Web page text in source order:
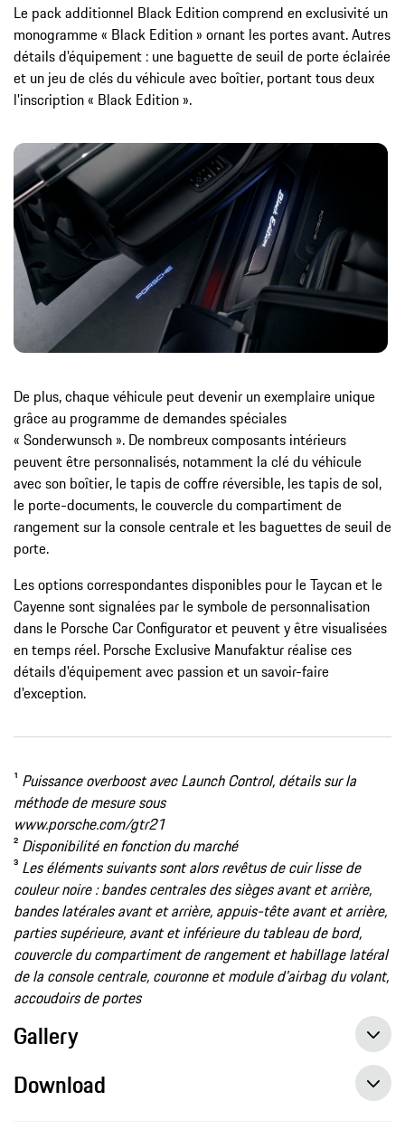
Le pack additionnel Black Edition comprend en exclusivité un
monogramme « Black Edition » ornant les portes avant. Autres
détails d'équipement : une baguette de seuil de porte éclairée
et un jeu de clés du véhicule avec boîtier, portant tous deux
l'inscription « Black Edition ».
De plus, chaque véhicule peut devenir un exemplaire unique
grâce au programme de demandes spéciales
« Sonderwunsch ». De nombreux composants intérieurs
peuvent être personnalisés, notamment la clé du véhicule
avec son boîtier, le tapis de coffre réversible, les tapis de sol,
le porte-documents, le couvercle du compartiment de
rangement sur la console centrale et les baguettes de seuil de
porte.
Les options correspondantes disponibles pour le Taycan et le
Cayenne sont signalées par le symbole de personnalisation
dans le Porsche Car Configurator et peuvent y être visualisées
en temps réel. Porsche Exclusive Manufaktur réalise ces
détails d'équipement avec passion et un savoir-faire
d'exception.
¹ Puissance overboost avec Launch Control, détails sur la
méthode de mesure sous
www.porsche.com/gtr21
² Disponibilité en fonction du marché
³ Les éléments suivants sont alors revêtus de cuir lisse de
couleur noire : bandes centrales des sièges avant et arrière,
bandes latérales avant et arrière, appuis-tête avant et arrière,
parties supérieure, avant et inférieure du tableau de bord,
couvercle du compartiment de rangement et habillage latéral
de la console centrale, couronne et module d'airbag du volant,
accoudoirs de portes
Gallery
Download